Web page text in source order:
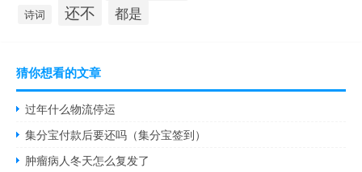
诗词 还不 都是
猜你想看的文章
过年什么物流停运
集分宝付款后要还吗（集分宝签到）
肿瘤病人冬天怎么复发了